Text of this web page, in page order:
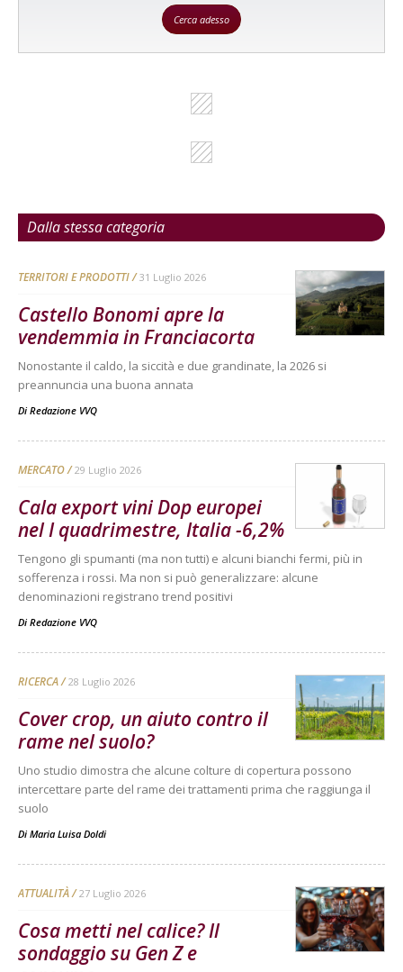
Cerca adesso
Dalla stessa categoria
TERRITORI E PRODOTTI 31 Luglio 2026
Castello Bonomi apre la
vendemmia in Franciacorta
Nonostante il caldo, la siccità e due grandinate, la 2026 si
preannuncia una buona annata
Di Redazione VVQ
MERCATO 29 Luglio 2026
Cala export vini Dop europei
nel I quadrimestre, Italia -6,2%
Tengono gli spumanti (ma non tutti) e alcuni bianchi fermi, più in
sofferenza i rossi. Ma non si può generalizzare: alcune
denominazioni registrano trend positivi
Di Redazione VVQ
RICERCA 28 Luglio 2026
Cover crop, un aiuto contro il
rame nel suolo?
Uno studio dimostra che alcune colture di copertura possono
intercettare parte del rame dei trattamenti prima che raggiunga il
suolo
Di Maria Luisa Doldi
ATTUALITÀ 27 Luglio 2026
Cosa metti nel calice? Il
sondaggio su Gen Z e